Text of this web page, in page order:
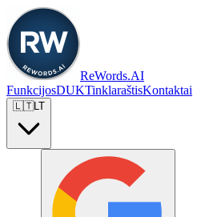
ReWords.AI
FunkcijosDUKTinklaraštisKontaktai
🇱🇹LT